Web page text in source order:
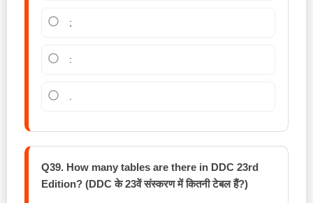
;
:
Q39. How many tables are there in DDC 23rd
Edition? (DDC के 23वें संस्करण में कितनी टेबल हैं?)